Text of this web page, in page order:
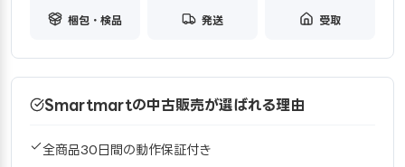
梱包・検品 発送 受取
Smartmartの中古販売が選ばれる理由
全商品30日間の動作保証付き